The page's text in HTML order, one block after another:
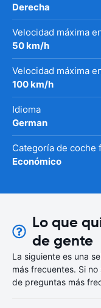
Derecha
Velocidad máxima
50 km/h
Velocidad máxima
100 km/h
Idioma
German
Categoría de coche
Económico
Lo que
de gente
La siguiente es una
más frecuentes. Si
de preguntas más